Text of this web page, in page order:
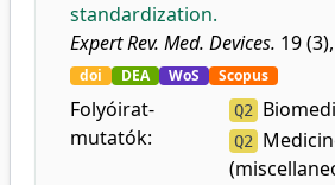
standardization.
Expert Rev. Med. Devices. 19
doi DEA WoS Scopus
Folyóirat-
mutatók:
Q2
Q2